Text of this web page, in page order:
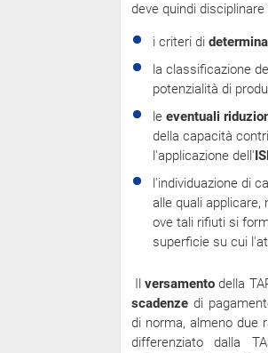
deve quindi
i criteri di
la classificazione
potenzialità di
le eventuali
della capacità
l'applicazione dell'
l'individuazione di
alle quali
ove tali rifiuti si
superficie su cui
Ilversamento della
scadenze di
di norma, almeno due
differenziato dalla